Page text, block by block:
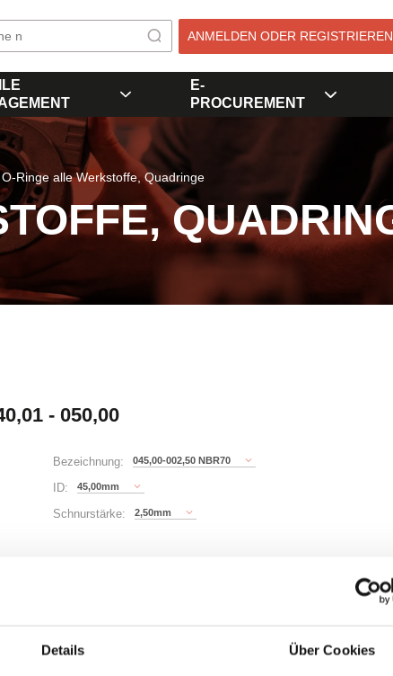
Details Über Cookies
ANMELDEN ODER REGISTRIEREN
E-
PROCUREMENT
O-Ringe alle Werkstoffe, Quadringe
- 050,00
Bezeichnung: 045,00-002,50 NBR70
ID: 45,00mm
Schnurstärke: 2,50mm
Warenkorb